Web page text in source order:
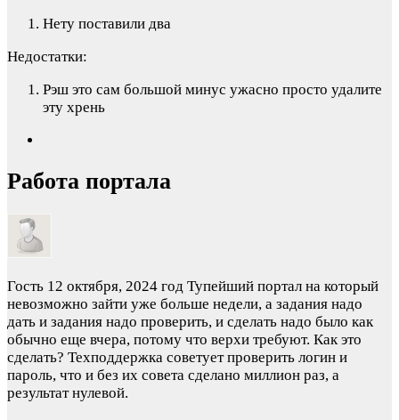
Нету поставили два
Недостатки:
Рэш это сам большой минус ужасно просто удалите
эту хрень
Работа портала
Гость 12 октября, 2024 год Тупейший портал на который
невозможно зайти уже больше недели, а задания надо
дать и задания надо проверить, и сделать надо было как
обычно еще вчера, потому что верхи требуют. Как это
сделать? Техподдержка советует проверить логин и
пароль, что и без их совета сделано миллион раз, а
результат нулевой.